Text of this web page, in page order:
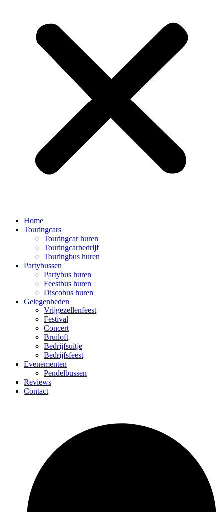
Home
Touringcars
Touringcar huren
Touringcarbedrijf
Touringbus huren
Partybussen
Partybus huren
Feestbus huren
Discobus huren
Gelegenheden
Vrijgezellenfeest
Festival
Concert
Bruiloft
Bedrijfsuitje
Bedrijfsfeest
Evenementen
Pendelbussen
Reviews
Contact